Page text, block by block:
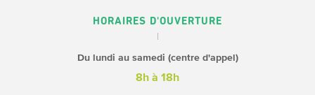
HORAIRES D'OUVERTURE
Du lundi au samedi (centre d'appel)
8h à 18h